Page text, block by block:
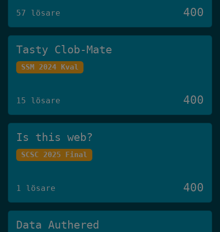
57 lösare 400
Tasty Clob-Mate
SSM 2024 Kval
15 lösare 400
Is this web?
SCSC 2025 Final
1 lösare 400
Data Authered